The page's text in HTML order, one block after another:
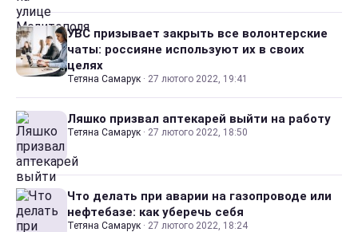
УВС призывает закрыть все волонтерские
чаты: россияне используют их в своих
целях
Тетяна Самарук · 27 лютого 2022, 19:41
Ляшко призвал аптекарей выйти на работу
Тетяна Самарук · 27 лютого 2022, 18:50
Что делать при аварии на газопроводе или
нефтебазе: как уберечь себя
Тетяна Самарук · 27 лютого 2022, 18:24